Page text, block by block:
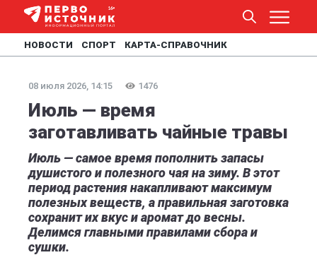
НОВОСТИ СПОРТ КАРТА-СПРАВОЧНИК
08 июля 2026, 14:15 1476
Июль — время
заготавливать чайные травы
Июль — самое время пополнить запасы
душистого и полезного чая на зиму. В этот
период растения накапливают максимум
полезных веществ, а правильная заготовка
сохранит их вкус и аромат до весны.
Делимся главными правилами сбора и
сушки.